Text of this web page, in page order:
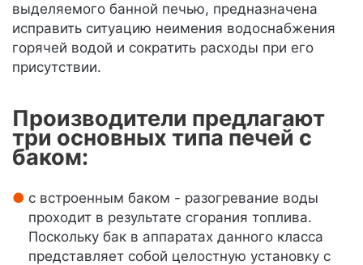
выделяемого банной печью, предназначена
исправить ситуацию неимения водоснабжения
горячей водой и сократить расходы при его
присутствии.
Производители предлагают
три основных типа печей с
баком:
с встроенным баком - разогревание воды
проходит в результате сгорания топлива.
Поскольку бак в аппаратах данного класса
представляет собой целостную установку с